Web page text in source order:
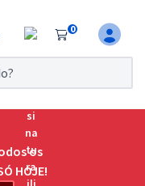
0
da
os
HOJE!